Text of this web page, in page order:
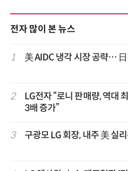
전자 많이 본 뉴스
1 美 AIDC 냉각 시장 공략… 日
2
LG전자 “로니 판매량, 역대
3배 증가”
3 구광모 LG 회장, 내주 美 실